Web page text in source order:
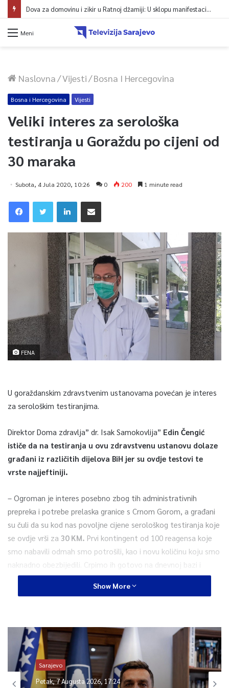
Sarajevo u znaku spektakla: Bentbaša Cliff Diving ponovo okuplja najbolje skakače i vrhunsku zabavu
Meni
Naslovna/Vijesti/Bosna I Hercegovina
Bosna i Hercegovina Vijesti
Veliki interes za serološka
testiranja u Goraždu po cijeni od
30 maraka
Subota, 4 Jula 2020, 10:26 0 200 1 minute read
FENA
U goraždanskim zdravstvenim ustanovama povećan je interes
za serološkim testiranjima.
Direktor Doma zdravlja” dr. Isak Samokovlija” Edin Čengić
ističe da na testiranja u ovu zdravstvenu ustanovu dolaze
građani iz različitih dijelova BiH jer su ovdje testovi te
vrste najjeftiniji.
– Ogroman je interes posebno zbog tih administrativnih
prepreka i potrebe prelaska granice s Crnom Gorom, a građani
su čuli da su kod nas povoljne cijene serološkog testiranja koje
se ovdje vrši za 30 KM. Prvi kontingent od 100 reagensa koje
smo nabavili odmah smo potrošili, kao i novu količinu koju smo
naknadno obezbijedili. Crpimo ih gotovo na dnevnoj bazi i
dobavljač nas teško može pratiti, tako da ih posuđujemo i od
drugih ustanova – pojašnjava dr. Čengić.
Zavodu zdravstvenog osiguranja BPK Goražde za finansiranje
testova te da se oni u međuvremenu vrše na komercijalnoj
osnovi.
– To je tek malo više od troškova, a i vrlo pristupačno
Show More
Sarajevo
Petak, 7 Augusta 2026, 17:24